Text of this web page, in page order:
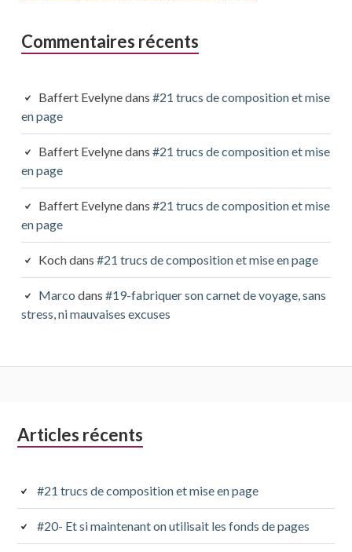
Commentaires récents
Baffert Evelynedans #21 trucs de composition et mise
en page
Baffert Evelynedans #21 trucs de composition et mise
en page
Baffert Evelynedans #21 trucs de composition et mise
en page
Kochdans #21 trucs de composition et mise en page
Marco dans #19-fabriquer son carnet de voyage, sans
stress, ni mauvaises excuses
Colonne
subsidiaire
Articles récents
#21 trucs de composition et mise en page
#20- Et si maintenant on utilisait les fonds de pages